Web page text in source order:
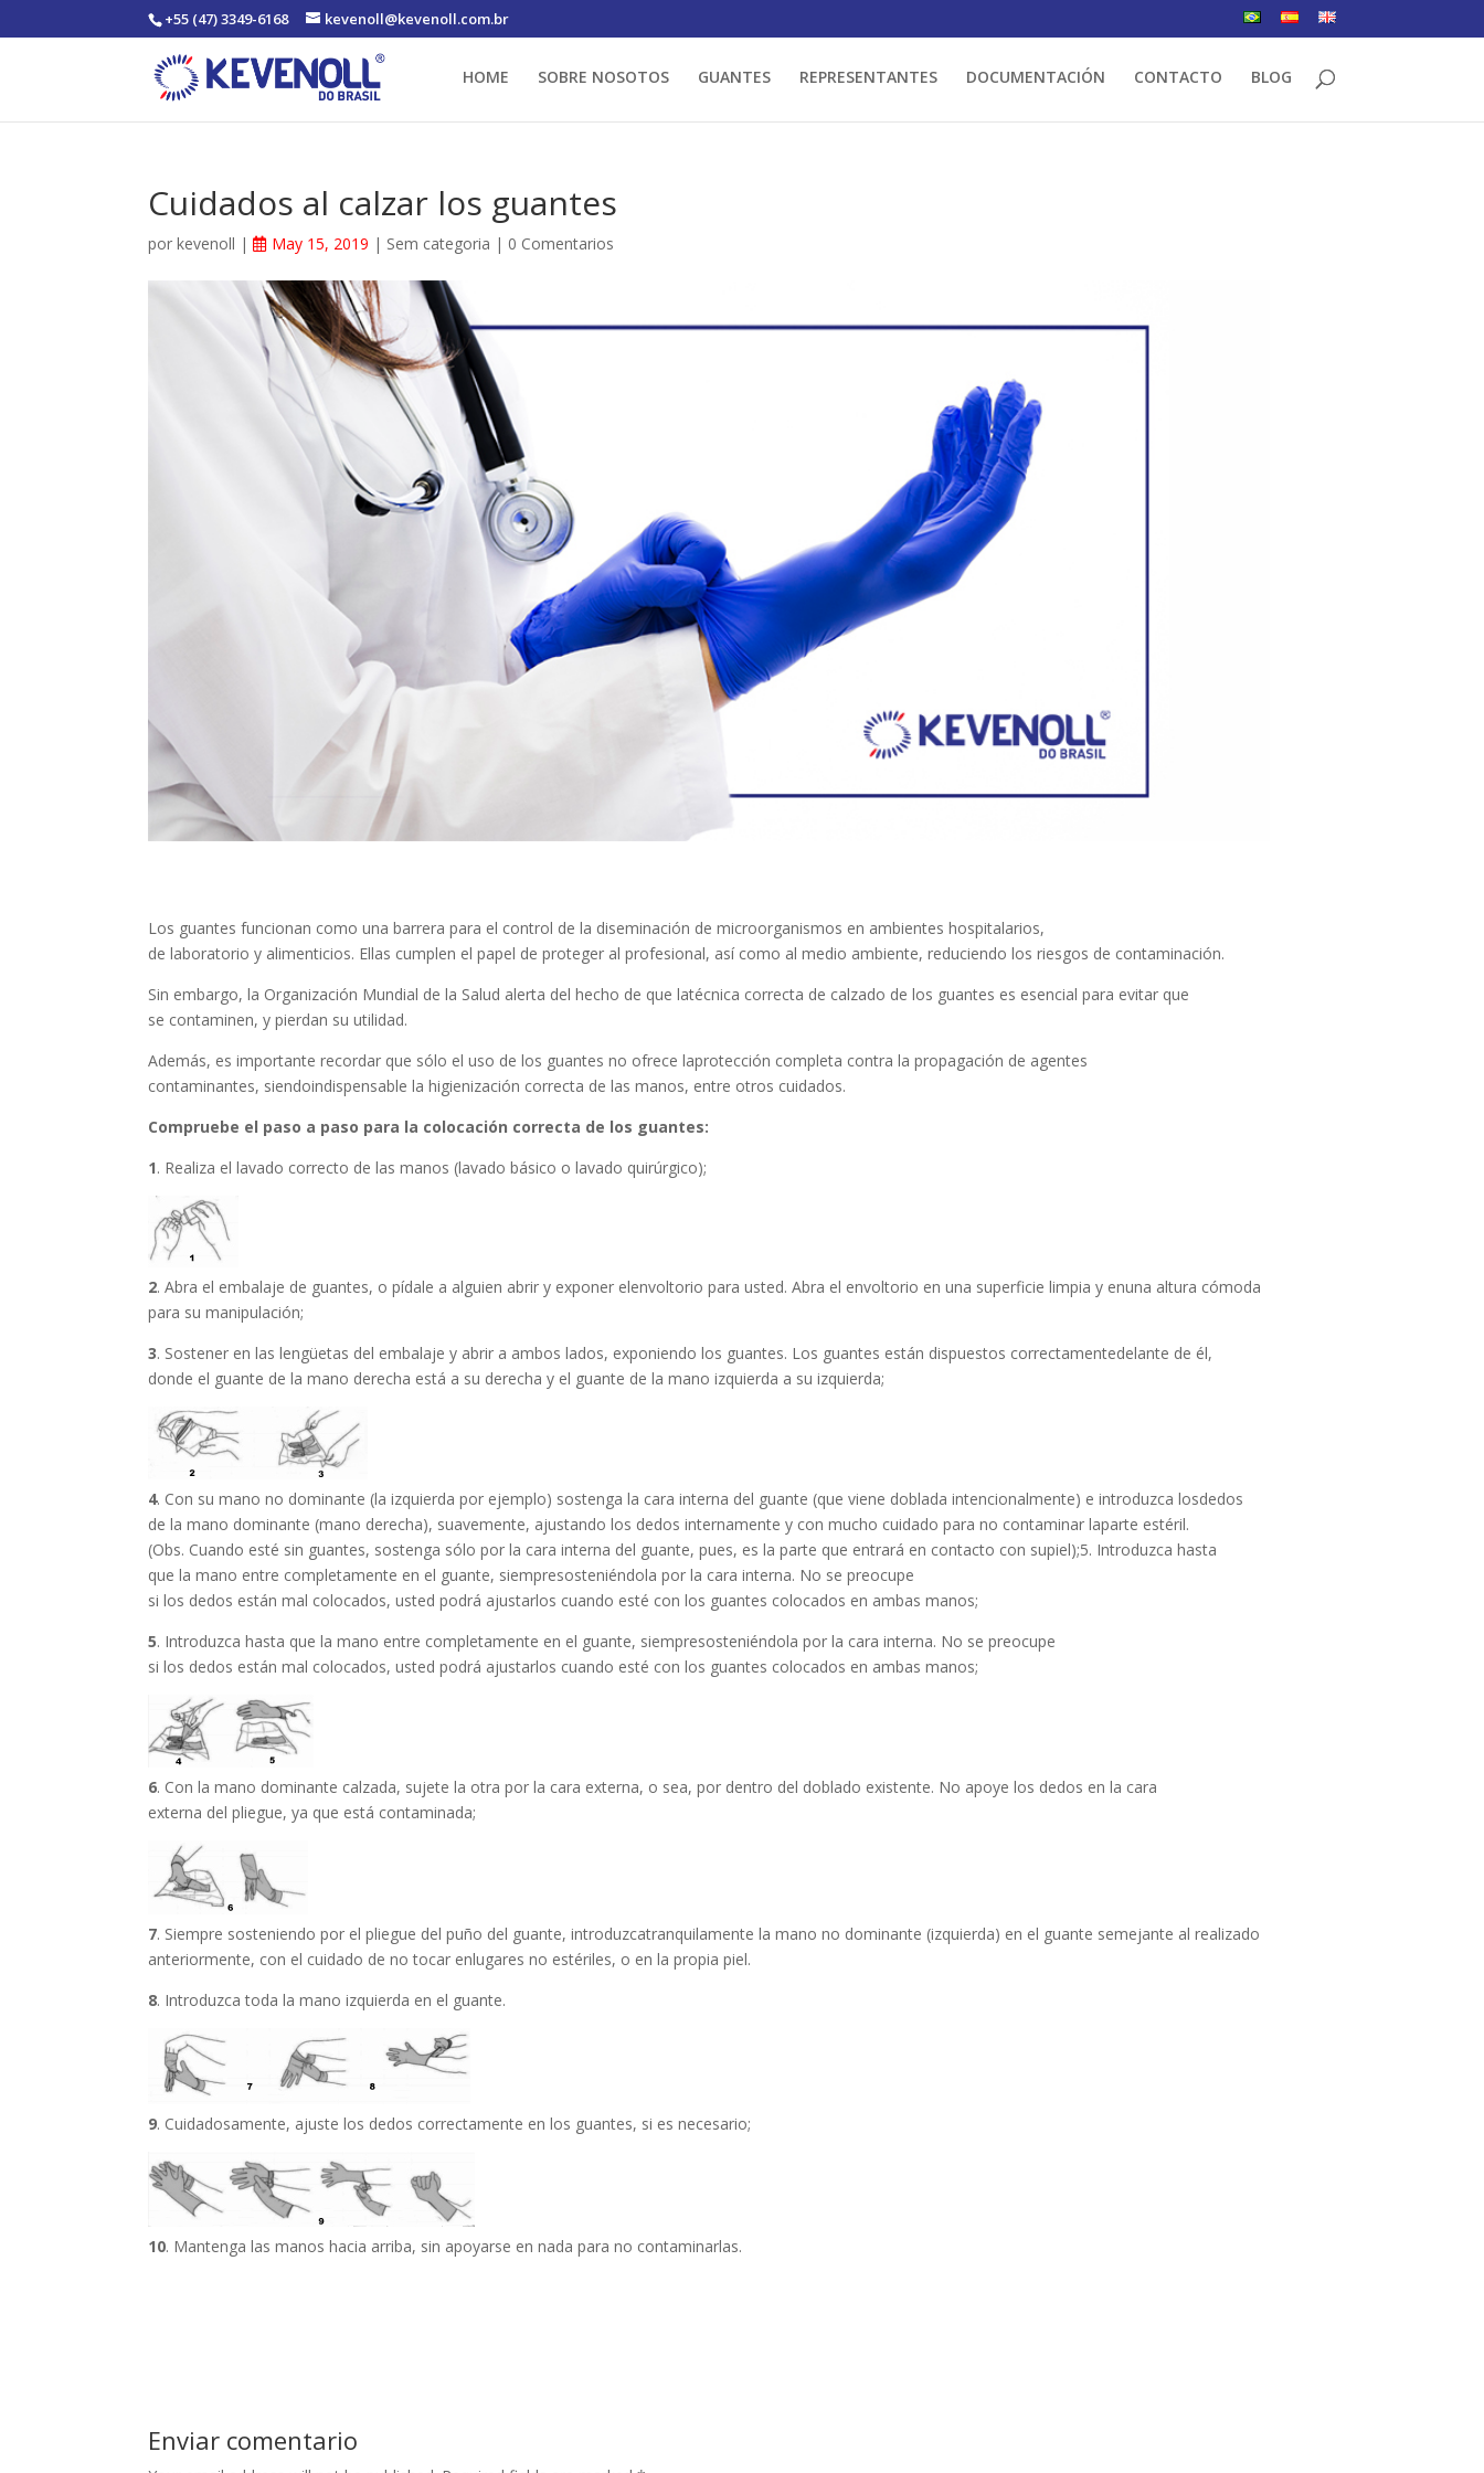
+55 (47) 3349-6168 kevenoll@kevenoll.com.br
HOME SOBRE NOSOTOS GUANTES REPRESENTANTES DOCUMENTACIÓN CONTACTO BLOG
Cuidados al calzar los guantes
porkevenoll | May 15, 2019 | Sem categoria | 0 Comentarios
Los guantes funcionan como una barrera para el control de la diseminación de microorganismos en ambientes hospitalarios,
de laboratorio y alimenticios. Ellas cumplen el papel de proteger al profesional, así como al medio ambiente, reduciendo los riesgos de contaminación.
Sin embargo, la Organización Mundial de la Salud alerta del hecho de que latécnica correcta de calzado de los guantes es esencial para evitar que
se contaminen, y pierdan su utilidad.
Además, es importante recordar que sólo el uso de los guantes no ofrece laprotección completa contra la propagación de agentes
contaminantes, siendoindispensable la higienización correcta de las manos, entre otros cuidados.
Compruebe el paso a paso para la colocación correcta de los guantes:
1. Realiza el lavado correcto de las manos (lavado básico o lavado quirúrgico);
2. Abra el embalaje de guantes, o pídale a alguien abrir y exponer elenvoltorio para usted. Abra el envoltorio en una superficie limpia y enuna altura cómoda
para su manipulación;
3. Sostener en las lengüetas del embalaje y abrir a ambos lados, exponiendo los guantes. Los guantes están dispuestos correctamentedelante de él,
donde el guante de la mano derecha está a su derecha y el guante de la mano izquierda a su izquierda;
4. Con su mano no dominante (la izquierda por ejemplo) sostenga la cara interna del guante (que viene doblada intencionalmente) e introduzca losdedos
de la mano dominante (mano derecha), suavemente, ajustando los dedos internamente y con mucho cuidado para no contaminar laparte estéril.
(Obs. Cuando esté sin guantes, sostenga sólo por la cara interna del guante, pues, es la parte que entrará en contacto con supiel);5. Introduzca hasta
que la mano entre completamente en el guante, siempresosteniéndola por la cara interna. No se preocupe
si los dedos están mal colocados, usted podrá ajustarlos cuando esté con los guantes colocados en ambas manos;
5. Introduzca hasta que la mano entre completamente en el guante, siempresosteniéndola por la cara interna. No se preocupe
si los dedos están mal colocados, usted podrá ajustarlos cuando esté con los guantes colocados en ambas manos;
6. Con la mano dominante calzada, sujete la otra por la cara externa, o sea, por dentro del doblado existente. No apoye los dedos en la cara
externa del pliegue, ya que está contaminada;
7. Siempre sosteniendo por el pliegue del puño del guante, introduzcatranquilamente la mano no dominante (izquierda) en el guante semejante al realizado
anteriormente, con el cuidado de no tocar enlugares no estériles, o en la propia piel.
8. Introduzca toda la mano izquierda en el guante.
9. Cuidadosamente, ajuste los dedos correctamente en los guantes, si es necesario;
10. Mantenga las manos hacia arriba, sin apoyarse en nada para no contaminarlas.
Enviar comentario